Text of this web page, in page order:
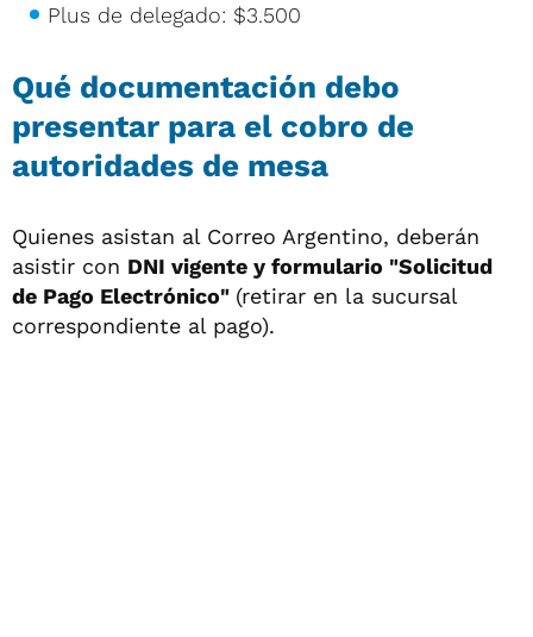
Plus de delegado: $3.500
Qué documentación debo
presentar para el cobro de
autoridades de mesa
Quienes asistan al Correo Argentino, deberán
asistir con DNI vigente y formulario "Solicitud
de Pago Electrónico" (retirar en la sucursal
correspondiente al pago).